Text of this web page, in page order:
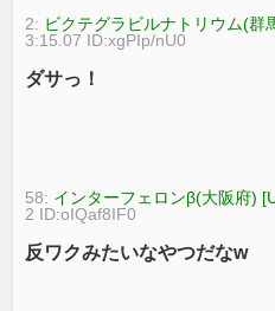
2: ビクテグラビルナトリウム(群
3:15.07 ID:xgPIp/nU0
ダサっ！
58: インターフェロンβ(大阪府)
2 ID:oIQaf8IF0
反ワクみたいなやつだなw